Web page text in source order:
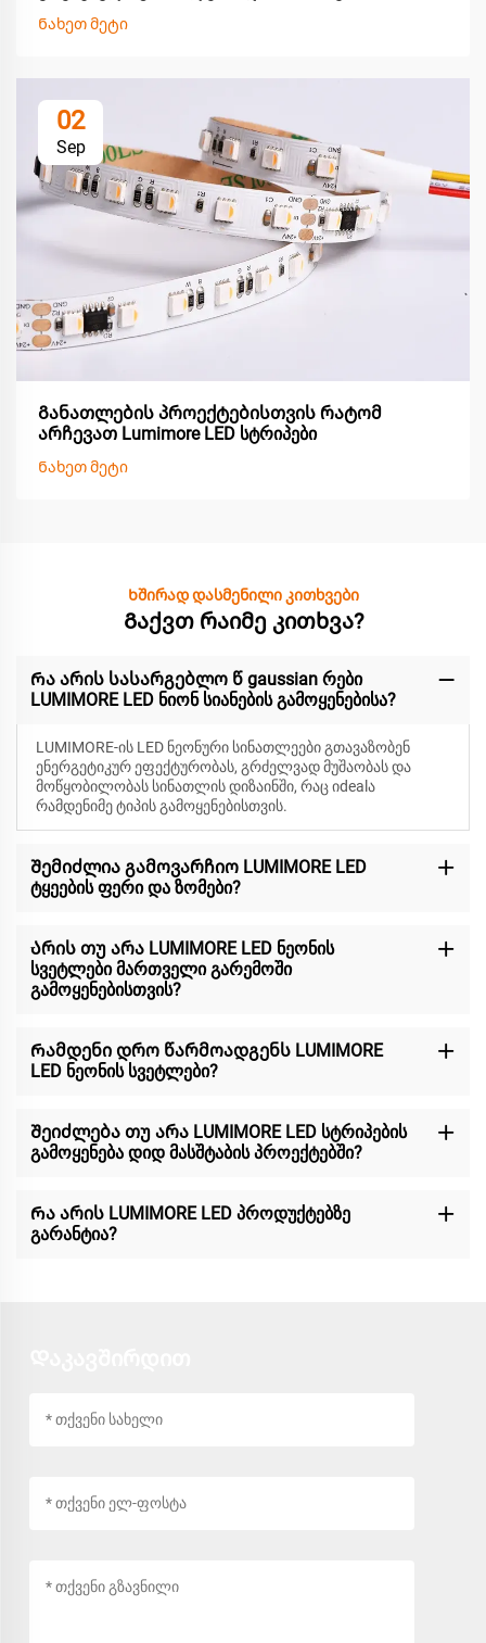
Ნახეთ მეტი
02
Sep
Განათლების პროექტებისთვის რატომ
არჩევათ Lumimore LED სტრიპები
Ნახეთ მეტი
Ხშირად დასმენილი კითხვები
Გაქვთ რაიმე კითხვა?
Რა არის სასარგებლო წ gaussian რები
LUMIMORE LED ნიონ სიანების გამოყენებისა?
LUMIMORE-ის LED ნეონური სინათლეები გთავაზობენ
ენერგეტიკურ ეფექტურობას, გრძელვად მუშაობას და
მოწყობილობას სინათლის დიზაინში, რაც იdealა
რამდენიმე ტიპის გამოყენებისთვის.
Შემიძლია გამოვარჩიო LUMIMORE LED
ტყეების ფერი და ზომები?
Არის თუ არა LUMIMORE LED ნეონის
სვეტლები მართველი გარემოში
გამოყენებისთვის?
Რამდენი დრო წარმოადგენს LUMIMORE
LED ნეონის სვეტლები?
Შეიძლება თუ არა LUMIMORE LED სტრიპების
გამოყენება დიდ მასშტაბის პროექტებში?
Რა არის LUMIMORE LED პროდუქტებზე
გარანტია?